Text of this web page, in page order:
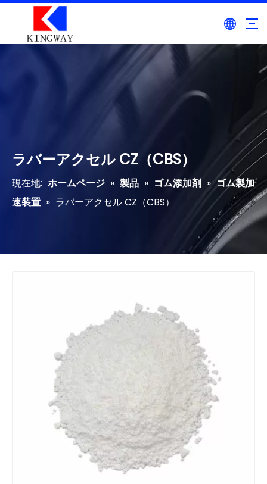
ラバーアクセル CZ（CBS）
現在地: ホームページ » 製品 » ゴム添加剤 » ゴム製加
速装置 » ラバーアクセル CZ（CBS）